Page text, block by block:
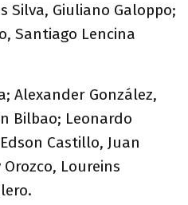
Silva, Giuliano Galoppo;
Santiago Lencina
Alexander González,
Bilbao; Leonardo
Castillo, Juan
Loureins